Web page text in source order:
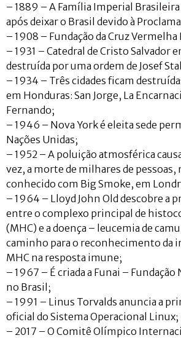
– 1889 – A Família Imperial Brasileira
após deixar o Brasil devido à
– 1908 – Fundação da Cruz
– 1931 – Catedral de Cristo Salvador
destruída por uma ordem de Josef
– 1934 – Três cidades ficam
em Honduras: San Jorge, La
Fernando;
– 1946 – Nova York é eleita sede
Nações Unidas;
– 1952 – A poluição atmosférica
vez, a morte de milhares de pessoas,
conhecido com Big Smoke, em
– 1964 – Lloyd John Old descobre a
entre o complexo principal de
(MHC) e a doença – leucemia de
caminho para o reconhecimento da
MHC na resposta imune;
– 1967 – É criada a Funai –
no Brasil;
– 1991 – Linus Torvalds anuncia a
oficial do Sistema Operacional Linux;
– 2017 – O Comitê Olímpico